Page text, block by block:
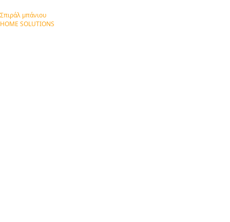
Σπιράλ μπάνιου
HOME SOLUTIONS